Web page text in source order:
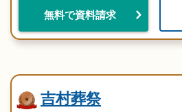
無料で資料請求
吉村葬祭